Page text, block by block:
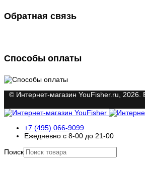
Обратная связь
Способы оплаты
© Интернет-магазин YouFisher.ru,
+7 (495) 066-9099
Ежедневно с 8-00 до 21-00
Поиск